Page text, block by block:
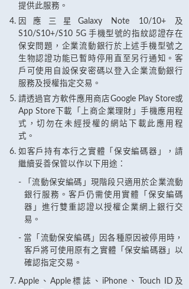
提供此服務。
因應三星Galaxy Note 10/10+ 及
S10/S10+/S10 5G 手機型號的指紋認證存在
保安問題，企業流動銀行於上述手機型號之
生物認證功能已暫時停用直至另行通知。客
戶可使用自設保安密碼以登入企業流動銀行
服務及授權指定交易。
請透過官方軟件應用商店Google Play Store或
App Store下載「上商企業理財」手機應用程
式，切勿在未經授權的網站下載此應用程
式。
如客戶持有本行之實體「保安編碼器」，請
繼續妥善保管以作以下用途：
「流動保安編碼」現階段只適用於企業流動
銀行服務。客戶仍需使用實體「保安編碼
器」進行雙重認證以授權企業網上銀行交
易。
當「流動保安編碼」因各種原因被停用時，
客戶將可使用原有之實體「保安編碼器」以
確認指定交易。
Apple、Apple標誌、iPhone、Touch ID及